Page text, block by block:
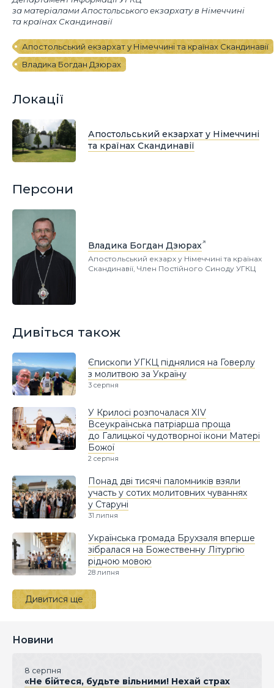
за матеріалами Апостольського екзархату в Німеччині
та країнах Скандинавії
Апостольський екзархат у Німеччині та країнах Скандинавії
Владика Богдан Дзюрах
Локації
Апостольський екзархат у Німеччині
та країнах Скандинавії
Персони
Владика Богдан Дзюрах
Апостольський екзарх у Німеччині та країнах
Скандинавії, Член Постійного Синоду УГКЦ
Дивіться також
Єпископи УГКЦ піднялися на Говерлу
з молитвою за Україну
3 серпня
У Крилосі розпочалася XIV
Всеукраїнська патріарша проща
до Галицької чудотворної ікони Матері
Божої
2 серпня
Понад дві тисячі паломників взяли
участь у сотих молитовних чуваннях
у Старуні
31 липня
Українська громада Брухзаля вперше
зібралася на Божественну Літургію
рідною мовою
28 липня
Дивитися ще
Новини
8 серпня
«Не бійтеся, будьте вільними! Нехай страх